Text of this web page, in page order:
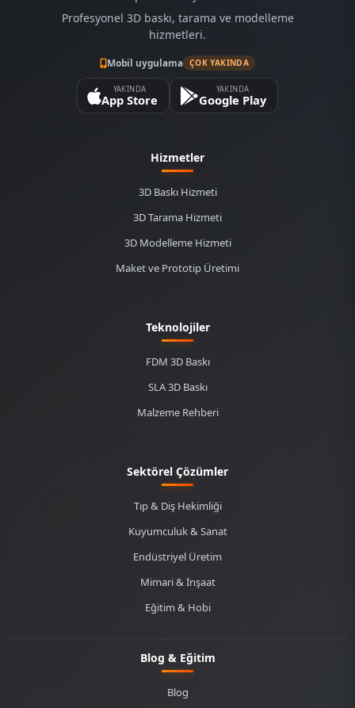
Profesyonel 3D baskı, tarama ve modelleme
hizmetleri.
Mobil uygulama ÇOK YAKINDA
YAKINDA
App Store
YAKINDA
Google Play
Hizmetler
3D Baskı Hizmeti
3D Tarama Hizmeti
3D Modelleme Hizmeti
Maket ve Prototip Üretimi
Teknolojiler
FDM 3D Baskı
SLA 3D Baskı
Malzeme Rehberi
Sektörel Çözümler
Tıp & Diş Hekimliği
Kuyumculuk & Sanat
Endüstriyel Üretim
Mimari & İnşaat
Eğitim & Hobi
Blog & Eğitim
Blog